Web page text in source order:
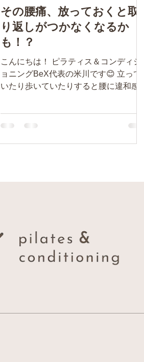
その腰痛、放っておくと取
り返しがつかなくなるか
も！？
こんにちは！ ピラティス＆コンディシ
ョニングBeX代表の米川です😊 立って
いたり歩いていたりすると腰に違和感や
放置していませんか？ 実は、その腰痛